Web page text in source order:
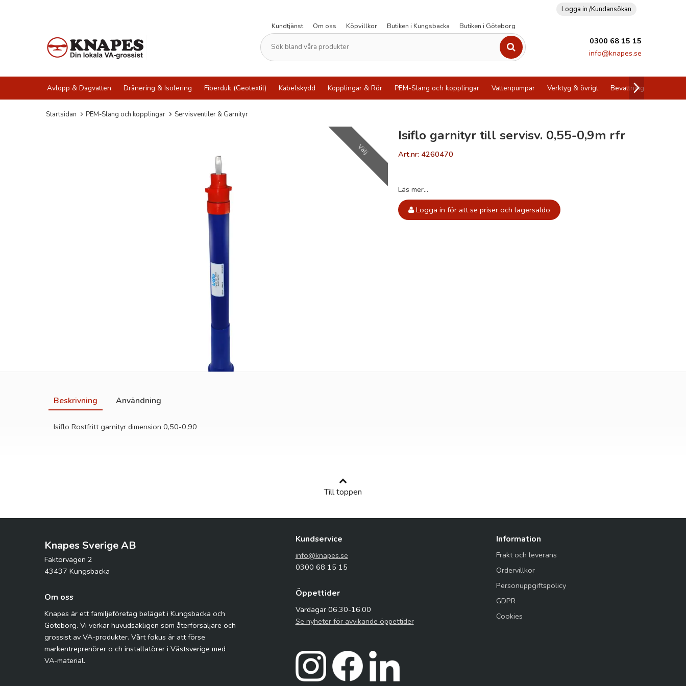
Logga in /Kundansökan
Kundtjänst
Om oss Köpvillkor Butiken i Kungsbacka Butiken i Göteborg
0300 68 15 15
info@knapes.se
Avlopp & Dagvatten Dränering & Isolering Fiberduk (Geotextil) Kabelskydd Kopplingar & Rör PEM-Slang och kopplingar Vattenpumpar Verktyg & övrigt Bevattning
Startsidan PEM-Slang och kopplingar Servisventiler & Garnityr
Välj
Isiflo garnityr till servisv. 0,55-0,9m rfr
Art.nr: 4260470
Läs mer...
Logga in för att se priser och lagersaldo
Beskrivning Användning
Isiflo Rostfritt garnityr dimension 0,50-0,90
Till toppen
Knapes Sverige AB
Faktorvägen 2
43437 Kungsbacka
Om oss
Knapes är ett familjeföretag beläget i Kungsbacka och
Göteborg. Vi verkar huvudsakligen som återförsäljare och
grossist av VA-produkter. Vårt fokus är att förse
markentreprenörer o ch installatörer i Västsverige med
VA-material.
Kundservice
info@knapes.se
0300 68 15 15
Öppettider
Vardagar 06.30-16.00
Se nyheter för avvikande öppettider
Information
Frakt och leverans
Ordervillkor
Personuppgiftspolicy
GDPR
Cookies